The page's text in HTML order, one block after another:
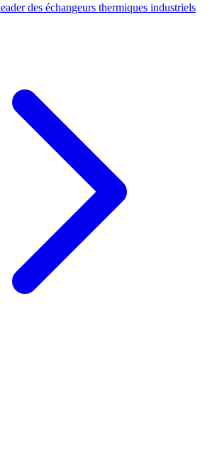
des échangeurs thermiques industriels